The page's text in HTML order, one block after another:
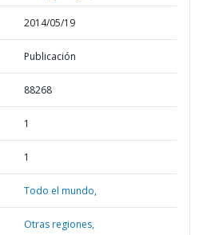
2014/05/19
Publicación
88268
1
1
Todo el mundo,
Otras regiones,